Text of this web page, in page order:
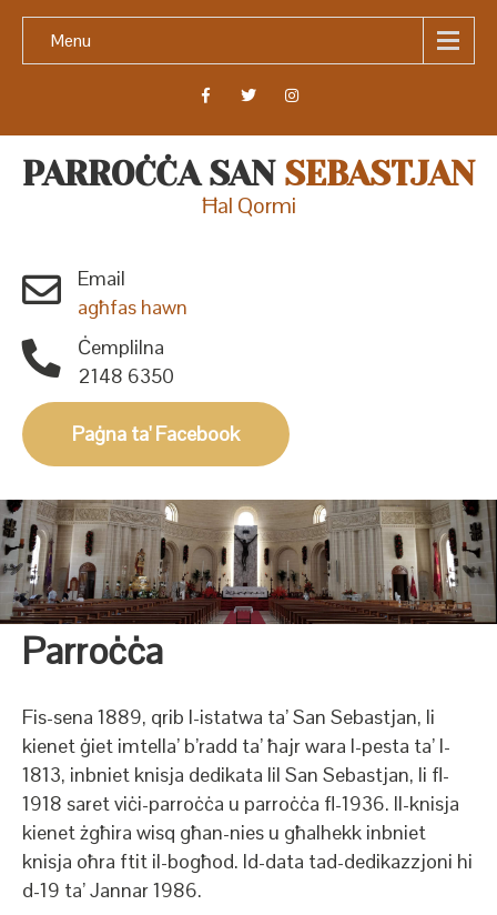
Menu
PARROĊĊA SAN SEBASTJAN
Ħal Qormi
Email
agħfas hawn
Ċemplilna
2148 6350
Paġna ta' Facebook
Parroċċa
Fis-sena 1889, qrib l-istatwa ta’ San Sebastjan, li
kienet ġiet imtella’ b’radd ta’ ħajr wara l-pesta ta’ l-
1813, inbniet knisja dedikata lil San Sebastjan, li fl-
1918 saret viċi-parroċċa u parroċċa fl-1936. Il-knisja
kienet żgħira wisq għan-nies u għalhekk inbniet
knisja oħra ftit il-bogħod. Id-data tad-dedikazzjoni hi
d-19 ta’ Jannar 1986.